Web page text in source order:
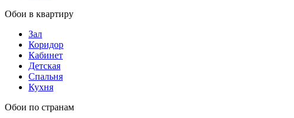
Обои в квартиру
Зал
Коридор
Кабинет
Детская
Спальня
Кухня
Обои по странам